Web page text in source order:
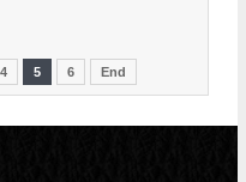
4 5 6 End